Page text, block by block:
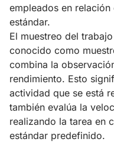
empleados en
estándar.
El muestreo del
conocido como
combina la
rendimiento. Esto
actividad que se está
también evalúa la
realizando la tarea en
estándar predefinido.